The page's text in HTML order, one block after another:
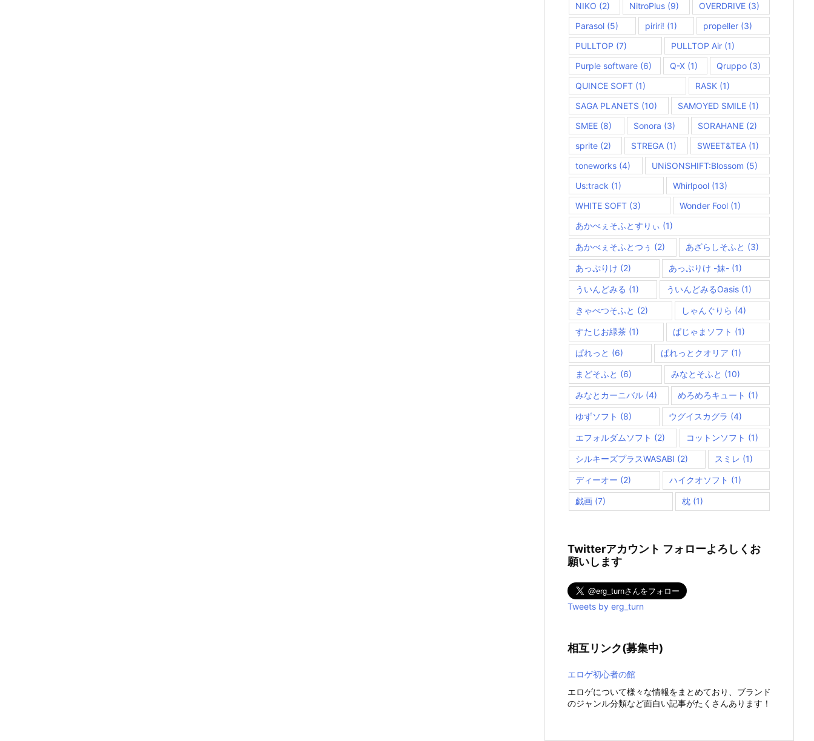
NIKO (2) NitroPlus (9) OVERDRIVE(3)
Parasol (5) piriri! (1) propeller (3)
PULLTOP (7) PULLTOP Air (1)
Purple software (6) Q-X (1) Qruppo(3)
QUINCE SOFT (1) RASK(1)
SAGA PLANETS (10) SAMOYED SMILE(1)
SMEE (8) Sonora (3) SORAHANE(2)
sprite (2) STREGA (1) SWEET&TEA(1)
toneworks (4) UNiSONSHIFT:Blossom (5)
Us:track (1) Whirlpool (13)
WHITE SOFT (3) Wonder Fool(1)
あかべぇそふとすりぃ (1)
あかべぇそふとつぅ (2) あざらしそふと (3)
あっぷりけ (2) あっぷりけ -妹-(1)
ういんどみる (1) ういんどみるOasis (1)
きゃべつそふと (2) しゃんぐりら (4)
すたじお緑茶 (1) ぱじゃまソフト (1)
ぱれっと (6) ぱれっとクオリア (1)
まどそふと (6) みなとそふと (10)
みなとカーニバル (4) めろめろキュート (1)
ゆずソフト (8) ウグイスカグラ (4)
エフォルダムソフト (2) コットンソフト (1)
シルキーズプラスWASABI (2) スミレ (1)
ディーオー (2) ハイクオソフト (1)
戯画 (7) 枕(1)
Twitterアカウント フォローよろしくお
願いします
Tweets by erg_turn
相互リンク(募集中)
エロゲ初心者の館
エロゲについて様々な情報をまとめており、ブランド
のジャンル分類など面白い記事がたくさんあります！